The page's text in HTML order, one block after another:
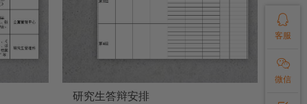
研究生答辩安排

客服

微信